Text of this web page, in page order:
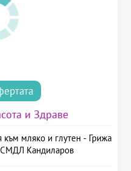
и Здраве
към мляко и глутен - Грижа
СМДЛ Кандиларов